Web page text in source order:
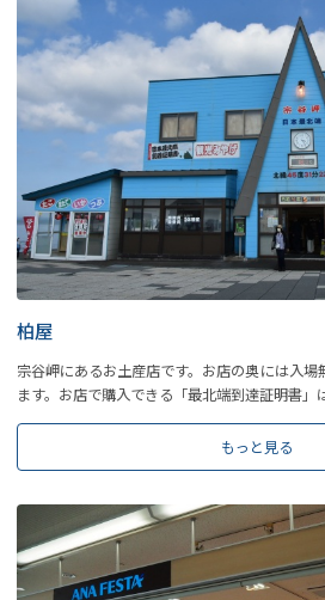
柏屋
宗谷岬にあるお土産店です。お店の奥には入場
ます。お店で購入できる「最北端到達証明書」
もっと見る